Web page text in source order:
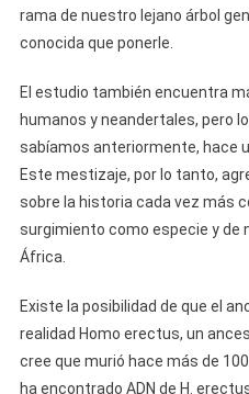
rama de nuestro lejano árbol
conocida que ponerle.
El estudio también encuentra
humanos y neandertales, pero
sabíamos anteriormente, hace
Este mestizaje, por lo tanto,
sobre la historia cada vez más
surgimiento como especie y de
África.
Existe la posibilidad de que el
realidad Homo erectus, un
cree que murió hace más de
ha encontrado ADN de H.